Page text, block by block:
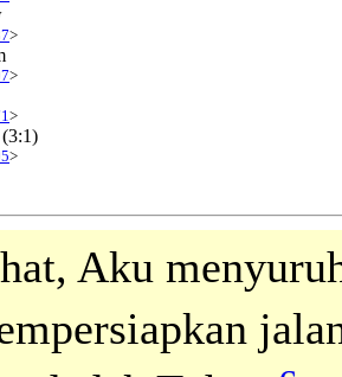
>
>
>
(3:1)
>
Aku